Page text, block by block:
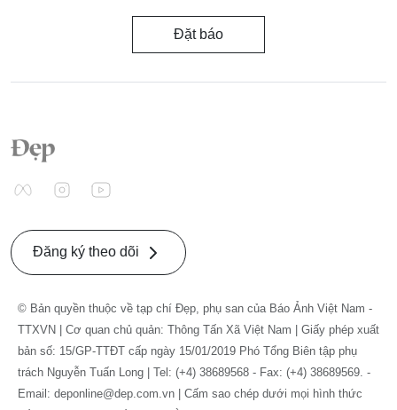
Đặt báo
Đăng ký theo dõi
© Bản quyền thuộc về tạp chí Đẹp, phụ san của Báo Ảnh Việt Nam -
TTXVN | Cơ quan chủ quản: Thông Tấn Xã Việt Nam | Giấy phép xuất
bản số: 15/GP-TTĐT cấp ngày 15/01/2019 Phó Tổng Biên tập phụ
trách Nguyễn Tuấn Long | Tel: (+4) 38689568 - Fax: (+4) 38689569. -
Email: deponline@dep.com.vn | Cấm sao chép dưới mọi hình thức